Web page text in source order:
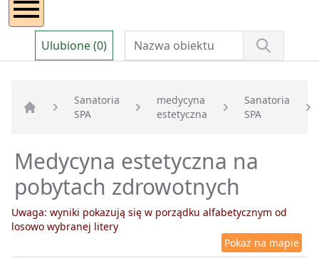
Ulubione (0)
Strona główna
Sanatoria
SPA
medycyna
estetyczna
Sanatoria
SPA
Medycyna estetyczna na
pobytach zdrowotnych
Uwaga: wyniki pokazują się w porządku alfabetycznym od
losowo wybranej litery
Pokaż na mapie